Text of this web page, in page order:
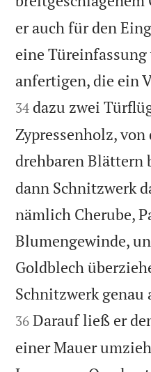
er auch für den
eine
anfertigen, die ein
34 dazu zwei
Zypressenholz, von
drehbaren Blättern
dann Schnitzwerk
nämlich Cherube,
Blumengewinde,
Goldblech
Schnitzwerk genau
36 Darauf ließ er
einer Mauer